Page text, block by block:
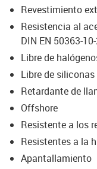
Revestimiento
Resistencia al
DIN EN 50363-
Libre de
Libre de siliconas
Retardante de
Offshore
Resistente a los
Resistentes a la
Apantallamiento